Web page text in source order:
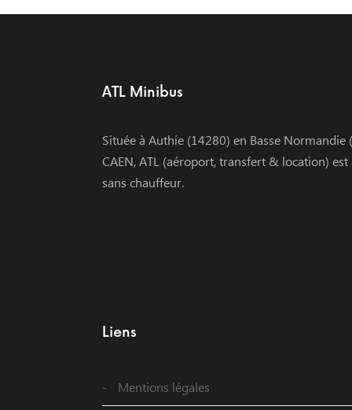
ATL Minibus
Située à Authie (14280) en Basse
CAEN, ATL (aéroport, transfert & location)
sans chauffeur.
Liens
Mentions légales